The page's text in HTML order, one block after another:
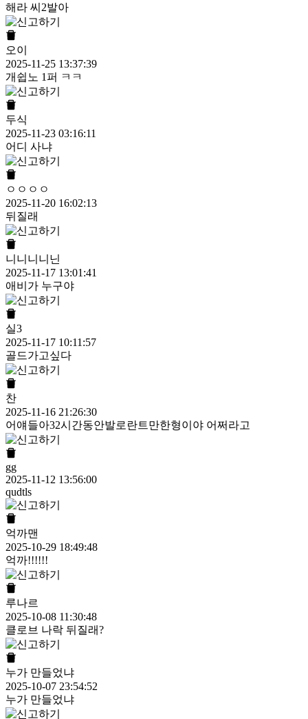
해라 씨2발아
오이
2025-11-25 13:37:39
개쉽노 1퍼 ㅋㅋ
두식
2025-11-23 03:16:11
어디 사냐
ㅇㅇㅇㅇ
2025-11-20 16:02:13
뒤질래
니니니니닌
2025-11-17 13:01:41
애비가 누구야
실3
2025-11-17 10:11:57
골드가고싶다
찬
2025-11-16 21:26:30
어얘들아32시간동안발로란트만한형이야 어쩌라고
gg
2025-11-12 13:56:00
qudtls
억까맨
2025-10-29 18:49:48
억까!!!!!!
루나르
2025-10-08 11:30:48
클로브 나락 뒤질래?
누가 만들었냐
2025-10-07 23:54:52
누가 만들었냐